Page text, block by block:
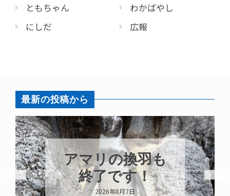
ともちゃん
にしだ
わかばやし
広報
最新の投稿から
トビウオ幼魚展
示中！
2026年8月6日